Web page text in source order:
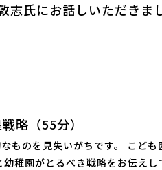
氏にお話しいただきま
略（55分）
ものを見失いがちです。 こど
稚園がとるべき戦略をお伝えし